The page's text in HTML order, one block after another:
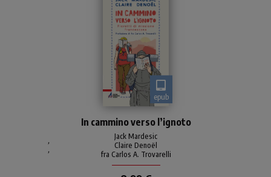
epub
nel cuore delle periferie
In cammino verso l’ignoto
Jack Mardesic
,
Claire Denoël
,
fra Carlos A. Trovarelli